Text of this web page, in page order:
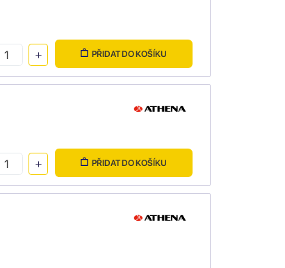
PŘIDAT DO KOŠÍKU
PŘIDAT DO KOŠÍKU